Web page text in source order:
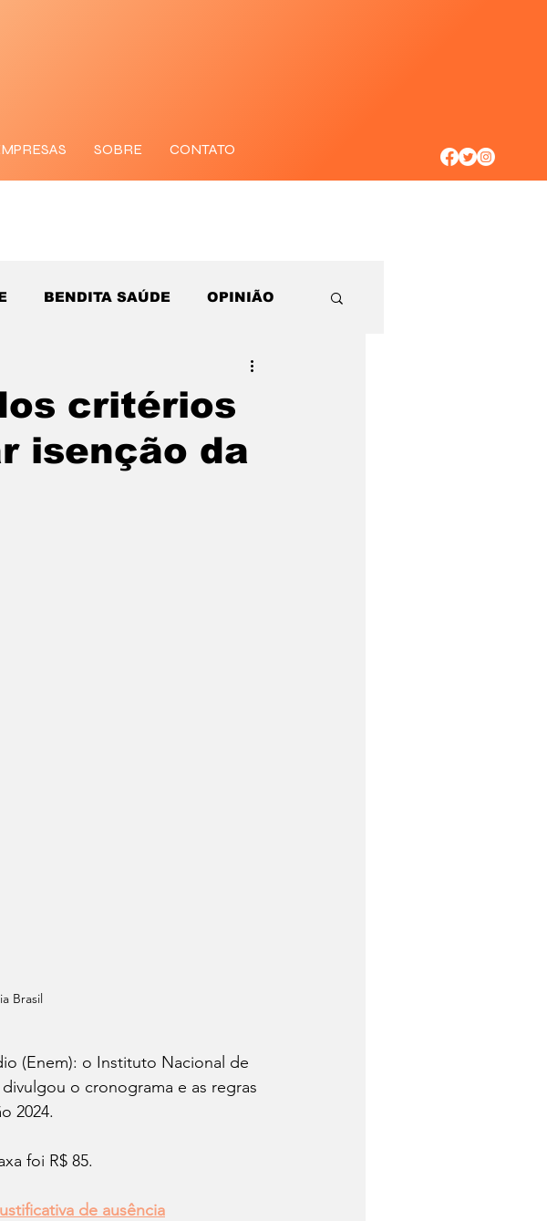
SOBRE CONTATO
BENDITA SAÚDE OPINIÃO
critérios
isenção da
Brasil
(Enem): o Instituto Nacional de
o cronograma e as regras
2024.
foi R$ 85.
de ausência